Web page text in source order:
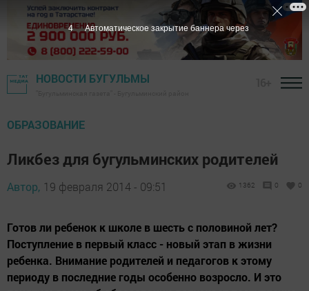
НОВОСТИ БУГУЛЬМЫ
ОБРАЗОВАНИЕ
Ликбез для бугульминских родителей
Автор, 19 февраля 2014 - 09:51 1362 0 0
Готов ли ребенок к школе в шесть с половиной лет?
Поступление в первый класс - новый этап в жизни
ребенка. Внимание родителей и педагогов к этому
периоду в последние годы особенно возросло. И это
3 Автоматическое закрытие баннера через